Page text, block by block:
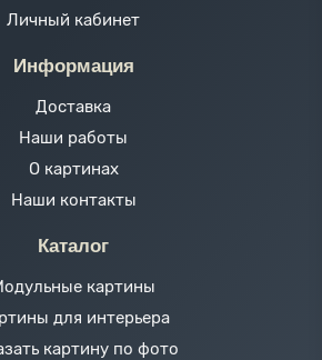
Личный кабинет
Информация
Доставка
Наши работы
О картинах
Наши контакты
Каталог
картины
для интерьера
картину по фото